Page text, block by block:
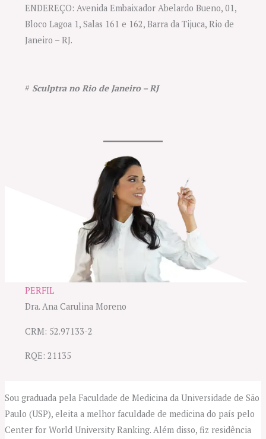
ENDEREÇO: Avenida Embaixador Abelardo Bueno, 01,
Bloco Lagoa 1, Salas 161 e 162, Barra da Tijuca, Rio de
Janeiro – RJ.
# Sculptra no Rio de Janeiro – RJ
PERFIL
Dra. Ana Carulina Moreno
CRM: 52.97133-2
RQE: 21135
Sou graduada pela Faculdade de Medicina da Universidade de São
Paulo (USP), eleita a melhor faculdade de medicina do país pelo
Center for World University Ranking. Além disso, fiz residência